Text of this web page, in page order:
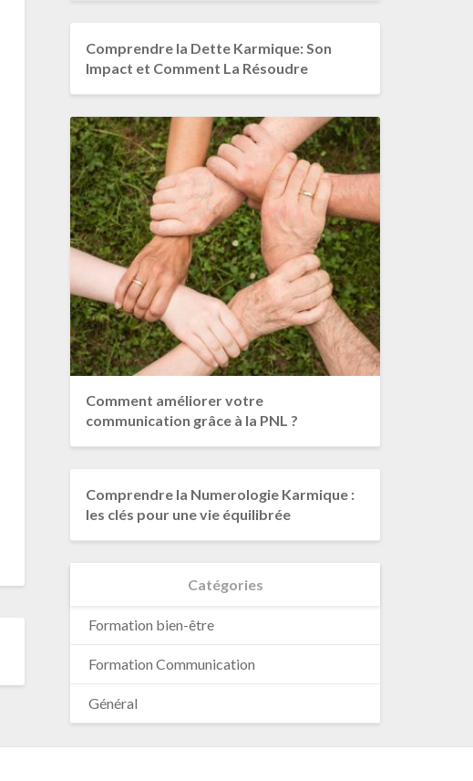
Comprendre la Dette Karmique: Son
Impact et Comment La Résoudre
Comment améliorer votre
communication grâce à la PNL ?
Comprendre la Numerologie Karmique :
les clés pour une vie équilibrée
Catégories
Formation bien-être
Formation Communication
Général